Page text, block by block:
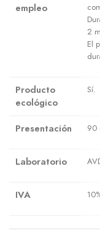
empleo
2
El
Producto
ecológico
Sí.
Presentación 90
Laboratorio
IVA